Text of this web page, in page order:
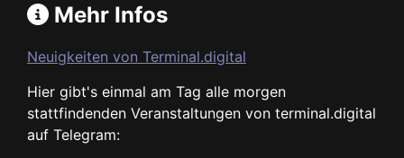
Mehr Infos
Neuigkeiten von Terminal.digital
Hier gibt's einmal am Tag alle morgen
stattfindenden Veranstaltungen von terminal.digital
auf Telegram: